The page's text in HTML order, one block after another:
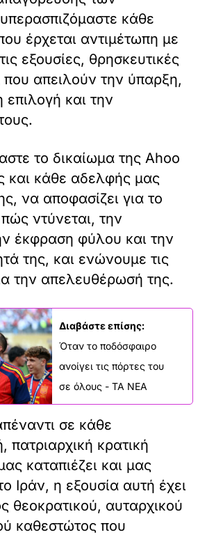
κάθε
έρχεται αντιμέτωπη με
εξουσίες, θρησκευτικές
που απειλούν την ύπαρξη,
και την
το δικαίωμα της Ahoo
και κάθε αδελφής μας
να αποφασίζει για το
ντύνεται, την
έκφραση φύλου και την
της, και ενώνουμε τις
την απελευθέρωσή της.
Διαβάστε επίσης:
Όταν το ποδόσφαιρο
ανοίγει τις πόρτες του
σε όλους - ΤΑ ΝΕΑ
σε κάθε
πατριαρχική κρατική
καταπιέζει και μας
Ιράν, η εξουσία αυτή έχει
θεοκρατικού, αυταρχικού
καθεστώτος που